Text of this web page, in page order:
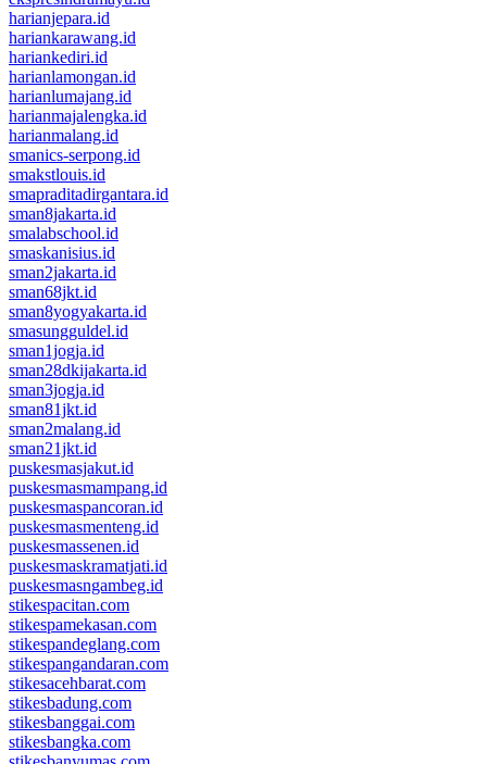
harianjepara.id
hariankarawang.id
hariankediri.id
harianlamongan.id
harianlumajang.id
harianmajalengka.id
harianmalang.id
smanics-serpong.id
smakstlouis.id
smapraditadirgantara.id
sman8jakarta.id
smalabschool.id
smaskanisius.id
sman2jakarta.id
sman68jkt.id
sman8yogyakarta.id
smasungguldel.id
sman1jogja.id
sman28dkijakarta.id
sman3jogja.id
sman81jkt.id
sman2malang.id
sman21jkt.id
puskesmasjakut.id
puskesmasmampang.id
puskesmaspancoran.id
puskesmasmenteng.id
puskesmassenen.id
puskesmaskramatjati.id
puskesmasngambeg.id
stikespacitan.com
stikespamekasan.com
stikespandeglang.com
stikespangandaran.com
stikesacehbarat.com
stikesbadung.com
stikesbanggai.com
stikesbangka.com